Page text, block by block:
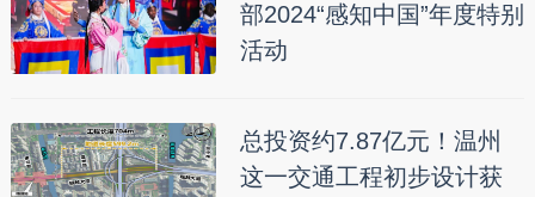
部2024“感知中国”年度特别
活动
总投资约7.87亿元！温州
这一交通工程初步设计获